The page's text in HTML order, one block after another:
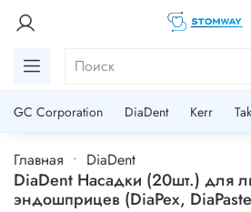
GC Corporation DiaDent Kerr
Главная DiaDent
DiaDent Насадки (20шт.) для
эндошприцев (DiaPex,